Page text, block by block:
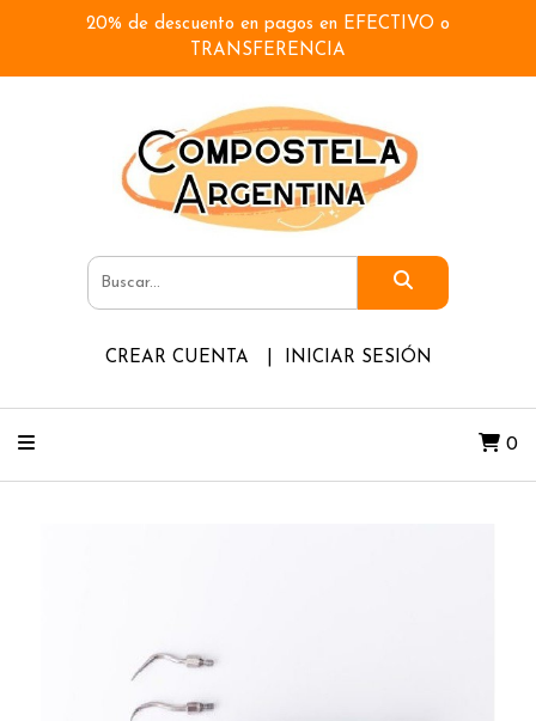
20% de descuento en pagos en EFECTIVO o
TRANSFERENCIA
CREAR CUENTA INICIAR SESIÓN
0